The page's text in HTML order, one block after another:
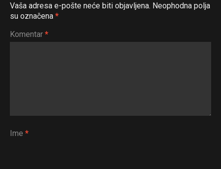
Vaša adresa e-pošte neće biti objavljena. Neophodna polja
su označena *
Komentar *
Ime *